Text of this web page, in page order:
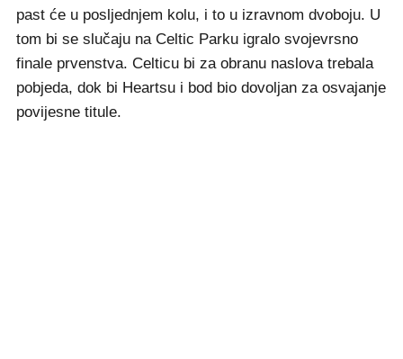
past će u posljednjem kolu, i to u izravnom dvoboju. U
tom bi se slučaju na Celtic Parku igralo svojevrsno
finale prvenstva. Celticu bi za obranu naslova trebala
pobjeda, dok bi Heartsu i bod bio dovoljan za osvajanje
povijesne titule.